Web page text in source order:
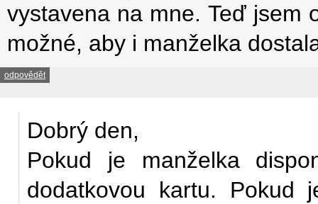
vystavena na mne. Teď jsem
možné, aby i manželka
odpovědět
Dobrý den,
Pokud je manželka
dodatkovou kartu. Pokud